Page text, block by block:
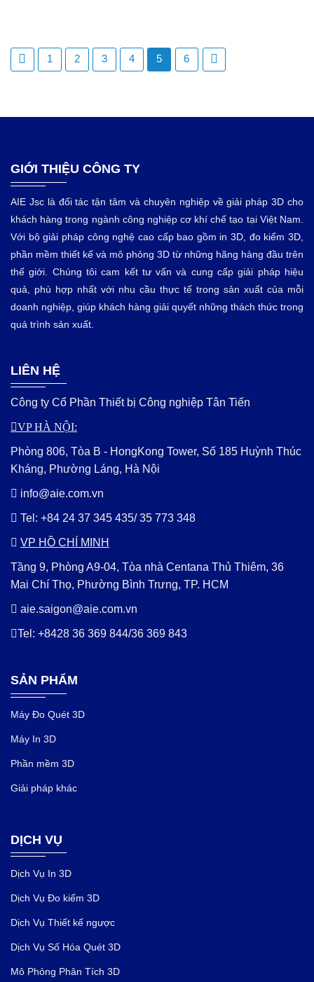
1 2 3 4 5 6
GIỚI THIỆU CÔNG TY
AIE Jsc là đối tác tận tâm và chuyên nghiệp về giải pháp 3D cho
khách hàng trong ngành công nghiệp cơ khí chế tạo tại Việt Nam.
Với bộ giải pháp công nghệ cao cấp bao gồm in 3D, đo kiểm 3D,
phần mềm thiết kế và mô phỏng 3D từ những hãng hàng đầu trên
thế giới. Chúng tôi cam kết tư vấn và cung cấp giải pháp hiệu
quả, phù hợp nhất với nhu cầu thực tế trong sản xuất của mỗi
doanh nghiệp, giúp khách hàng giải quyết những thách thức trong
quá trình sản xuất.
LIÊN HỆ
Công ty Cổ Phần Thiết bị Công nghiệp Tân Tiến
VP HÀ NỘI:
Phòng 806, Tòa B - HongKong Tower, Số 185 Huỳnh Thúc
Kháng, Phường Láng, Hà Nội
info@aie.com.vn
Tel: +84 24 37 345 435/35 773 348
VP HỒ CHÍ MINH
Tầng 9, Phòng A9-04, Tòa nhà Centana Thủ Thiêm, 36
Mai Chí Thọ, Phường Bình Trưng, TP. HCM
aie.saigon@aie.com.vn
Tel: +8428 36 369 844/36 369 843
SẢN PHẨM
Máy Đo Quét 3D
Máy In 3D
Phần mềm 3D
Giải pháp khác
DỊCH VỤ
Dịch Vụ In 3D
Dịch Vụ Đo kiểm 3D
Dịch Vụ Thiết kế ngược
Dịch Vụ Số Hóa Quét 3D
Mô Phỏng Phân Tích 3D